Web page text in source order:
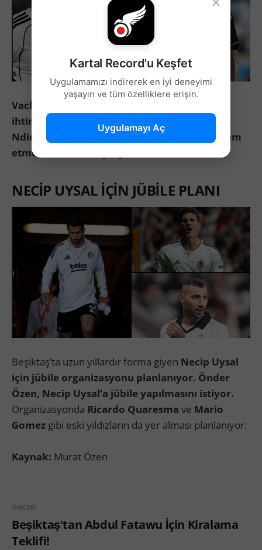
Vaclav Cerny’nin Rangers’a transfer olma
ihtimali
kulislerde konuşuluyorken,
Ndidi’nin kariyerine Suudi Arabistan’da devam
etme ihtimali öne çıkıyor.
NECİP UYSAL İÇİN JÜBİLE PLANI
Beşiktaş’ta uzun yıllardır forma giyen Necip Uysal
için jübile organizasyonu planlanıyor. Önder
Özen, Necip Uysal’a jübile yapılmasını istiyor.
Organizasyonda Ricardo Quaresma ve Mario
Gomez gibi eski yıldızların da yer alması planlanıyor.
Kaynak: Murat Özen
ÖNCEKI
Beşiktaş'tan Abdul Fatawu İçin Kiralama
Teklifi!
Kartal Record'u Keşfet
Uygulamamızı indirerek en iyi deneyimi
yaşayın ve tüm özelliklere erişin.
Uygulamayı Aç